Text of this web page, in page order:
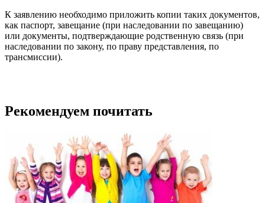
К заявлению необходимо приложить копии таких документов,
как паспорт, завещание (при наследовании по завещанию)
или документы, подтверждающие родственную связь (при
наследовании по закону, по праву представления, по
трансмиссии).
Рекомендуем почитать